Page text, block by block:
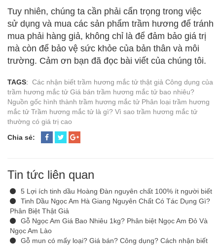
Tuy nhiên, chúng ta cần phải cẩn trọng trong việc
sử dụng và mua các sản phẩm trầm hương để tránh
mua phải hàng giả, không chỉ là để đảm bảo giá trị
mà còn để bảo vệ sức khỏe của bản thân và môi
trường. Cảm ơn bạn đã đọc bài viết của chúng tôi.
TAGS: Các nhận biết trầm hương mắc tử thật giả Công dụng của
trầm hương mắc tử Giá bán trầm hương mắc tử bao nhiêu?
Nguồn gốc hình thành trầm hương mắc tử Phân loại trầm hương
mắc tử Trầm hương mắc tử là gì? Vì sao trầm hương mắc tử
thường có giá trị cao
Chia sẻ:
Tin tức liên quan
5 Lợi ích tinh dầu Hoàng Đàn nguyên chất 100% ít người biết
Tinh Dầu Ngọc Am Hà Giang Nguyên Chất Có Tác Dụng Gì?
Phân Biệt Thật Giả
Gỗ Ngọc Am Giá Bao Nhiêu 1kg? Phân biệt Ngọc Am Đỏ Và
Ngọc Am Lào
Gỗ mun có mấy loại? Giá bán? Công dụng? Cách nhận biết